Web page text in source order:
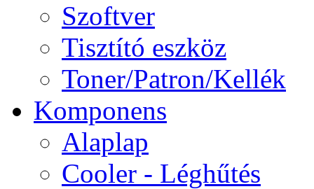
Szoftver
Tisztító eszköz
Toner/Patron/Kellék
Komponens
Alaplap
Cooler - Léghűtés